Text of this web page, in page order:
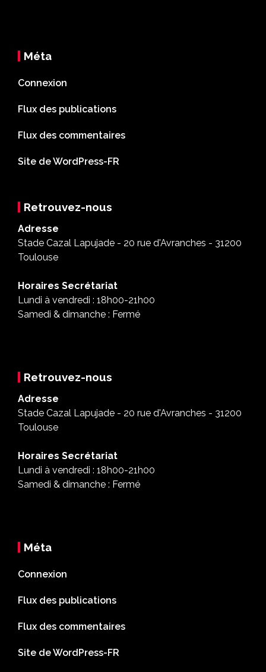
Méta
Connexion
Flux des publications
Flux des commentaires
Site de WordPress-FR
Retrouvez-nous
Adresse
Stade Cazal Lapujade - 20 rue d'Avranches - 31200
Toulouse
Horaires Secrétariat
Lundi à vendredi : 18h00-21h00
Samedi & dimanche : Fermé
Retrouvez-nous
Adresse
Stade Cazal Lapujade - 20 rue d'Avranches - 31200
Toulouse
Horaires Secrétariat
Lundi à vendredi : 18h00-21h00
Samedi & dimanche : Fermé
Méta
Connexion
Flux des publications
Flux des commentaires
Site de WordPress-FR